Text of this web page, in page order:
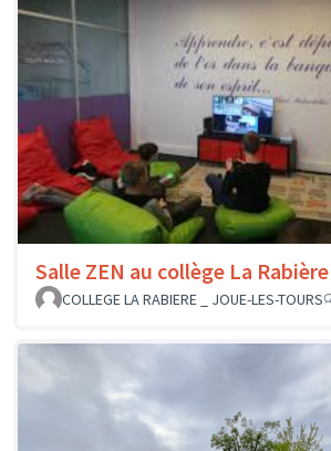
Salle ZEN au collège La Rabière
COLLEGE LA RABIERE _ JOUE-LES-TOURS